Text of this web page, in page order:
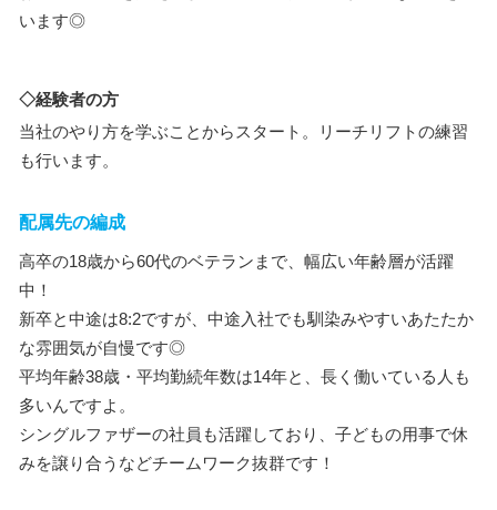
います◎
◇経験者の方
当社のやり方を学ぶことからスタート。リーチリフトの練習
も行います。
配属先の編成
高卒の18歳から60代のベテランまで、幅広い年齢層が活躍
中！
新卒と中途は8:2ですが、中途入社でも馴染みやすいあたたか
な雰囲気が自慢です◎
平均年齢38歳・平均勤続年数は14年と、長く働いている人も
多いんですよ。
シングルファザーの社員も活躍しており、子どもの用事で休
みを譲り合うなどチームワーク抜群です！